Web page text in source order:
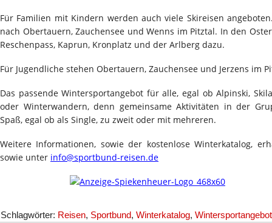
Für Familien mit Kindern werden auch viele Skireisen
nach Obertauern, Zauchensee und Wenns im Pitztal. In den
Reschenpass, Kaprun, Kronplatz und der Arlberg dazu.
Für Jugendliche stehen Obertauern, Zauchensee und Jerzens im
Das passende Wintersportangebot für alle, egal ob Alpinski,
oder Winterwandern, denn gemeinsame Aktivitäten in der
Spaß, egal ob als Single, zu zweit oder mit mehreren.
Weitere Informationen, sowie der kostenlose Winterkatalog,
sowie unter info@sportbund-reisen.de
Schlagwörter: Reisen, Sportbund, Winterkatalog, Wintersportangebot